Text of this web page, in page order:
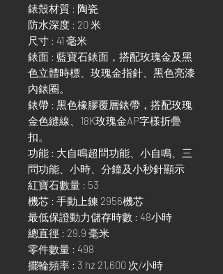
錶殼材質 : 陶瓷
防水深度 : 20 米
尺寸 : 41 毫米
錶面 : 藍寶石錶面，搭配玫瑰金及黑
色立體時標、玫瑰金指針、黑色亮漆
內錶圈。
錶帶 : 黑色橡膠覆層錶帶，搭配玫瑰
金色縫線、18K玫瑰金AP字樣折疊
扣。
功能 : 大自鳴超問功能、小自鳴、三
問功能、小時、分鐘及小秒針顯示
紅寶石數量 : 53
機芯 : 手動上鍊 2956機芯
最低保證動力儲存時數 : 48小時
總直徑 : 29.9 毫米
零件數量 : 498
擺輪頻率 : 3 hz 21,600 次/小時